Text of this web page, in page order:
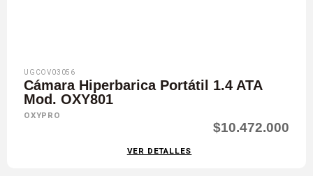
UGCOV03056
Cámara Hiperbarica Portátil 1.4 ATA
Mod. OXY801
OXYPRO
$10.472.000
VER DETALLES